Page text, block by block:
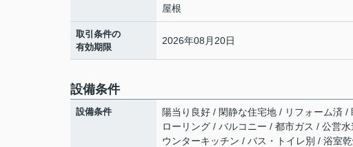
屋根
取引条件の
有効期限
2026年08月20日
設備条件
設備条件
陽当り良好 / 閑静な住宅地 / リフォーム済
ローリング / バルコニー / 都市ガス / 公営
ウンターキッチン / バス・トイレ別 / 浴室